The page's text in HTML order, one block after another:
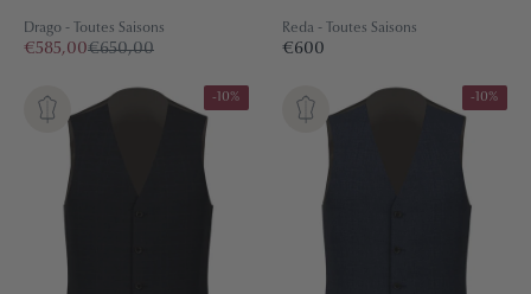
Drago - Toutes Saisons
€585,00€650,00
Reda - Toutes Saisons
Prix
€600€600
-10% -10%